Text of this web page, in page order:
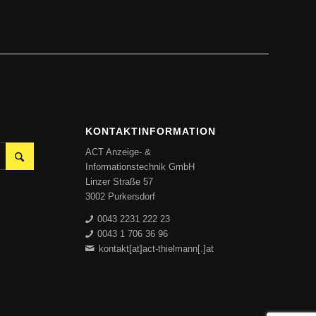
KONTAKTINFORMATION
ACT Anzeige- &
Informationstechnik GmbH
Linzer Straße 57
3002 Purkersdorf
0043 2231 222 23
0043 1 706 36 96
kontakt[at]act-thielmann[.]at